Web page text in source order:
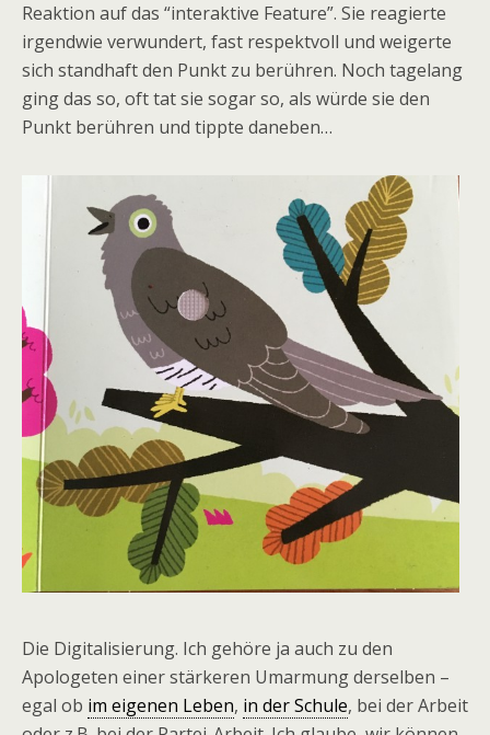
Reaktion auf das “interaktive Feature”. Sie reagierte
irgendwie verwundert, fast respektvoll und weigerte
sich standhaft den Punkt zu berühren. Noch tagelang
ging das so, oft tat sie sogar so, als würde sie den
Punkt berühren und tippte daneben…
Die Digitalisierung. Ich gehöre ja auch zu den
Apologeten einer stärkeren Umarmung derselben –
egal ob im eigenen Leben, in der Schule, bei der Arbeit